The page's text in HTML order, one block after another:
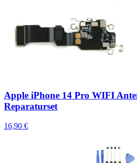
Apple iPhone 14 Pro WIFI
Reparaturset
16,90 €